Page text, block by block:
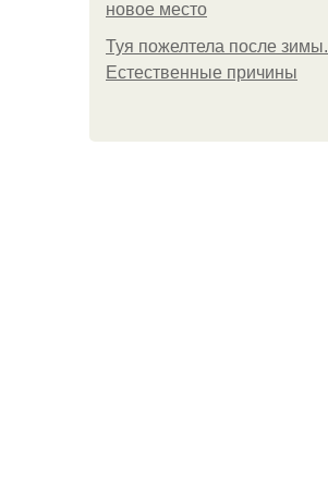
новое место
Туя пожелтела после зимы.
Естественные причины